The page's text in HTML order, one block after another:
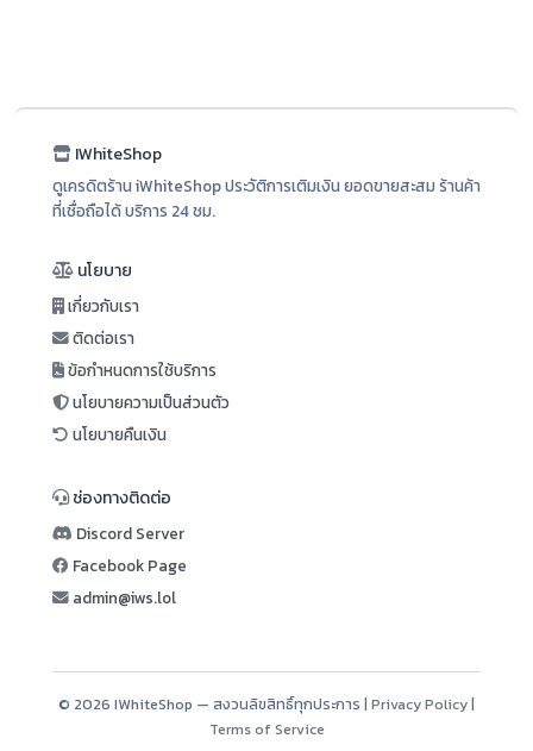
IWhiteShop
ดูเครดิตร้าน iWhiteShop ประวัติการเติมเงิน ยอดขายสะสม ร้านค้า
ที่เชื่อถือได้ บริการ 24 ชม.
นโยบาย
เกี่ยวกับเรา
ติดต่อเรา
ข้อกำหนดการใช้บริการ
นโยบายความเป็นส่วนตัว
นโยบายคืนเงิน
ช่องทางติดต่อ
Discord Server
Facebook Page
admin@iws.lol
© 2026 IWhiteShop — สงวนลิขสิทธิ์ทุกประการ | Privacy Policy|
Terms of Service